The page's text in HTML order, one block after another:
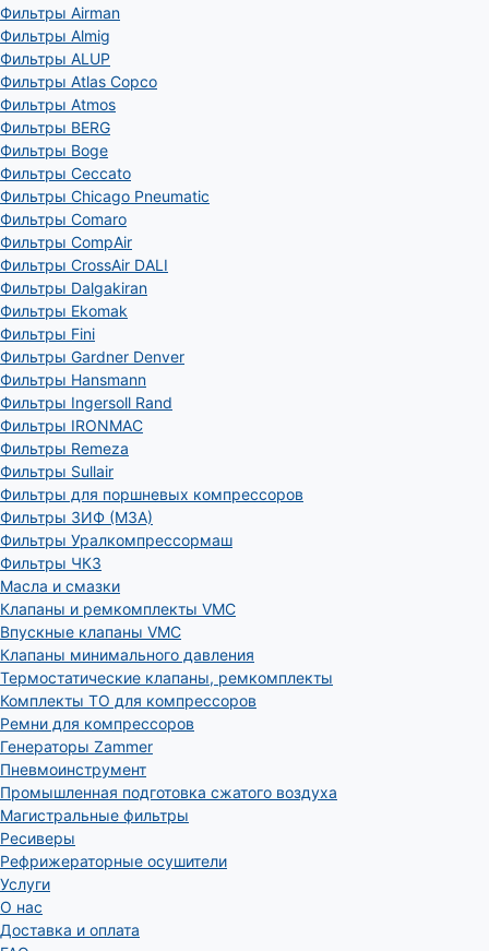
Фильтры Airman
Фильтры Almig
Фильтры ALUP
Фильтры Atlas Copco
Фильтры Atmos
Фильтры BERG
Фильтры Boge
Фильтры Ceccato
Фильтры Chicago Pneumatic
Фильтры Comaro
Фильтры CompAir
Фильтры CrossAir DALI
Фильтры Dalgakiran
Фильтры Ekomak
Фильтры Fini
Фильтры Gardner Denver
Фильтры Hansmann
Фильтры Ingersoll Rand
Фильтры IRONMAC
Фильтры Remeza
Фильтры Sullair
Фильтры для поршневых компрессоров
Фильтры ЗИФ (МЗА)
Фильтры Уралкомпрессормаш
Фильтры ЧКЗ
Масла и смазки
Клапаны и ремкомплекты VMC
Впускные клапаны VMC
Клапаны минимального давления
Термостатические клапаны, ремкомплекты
Комплекты ТО для компрессоров
Ремни для компрессоров
Генераторы Zammer
Пневмоинструмент
Промышленная подготовка сжатого воздуха
Магистральные фильтры
Ресиверы
Рефрижераторные осушители
Услуги
О нас
Доставка и оплата